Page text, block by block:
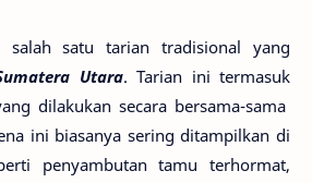
satu tarian tradisional yang
Utara. Tarian ini termasuk
dilakukan secara bersama-sama
ini biasanya sering ditampilkan di
penyambutan tamu terhormat,